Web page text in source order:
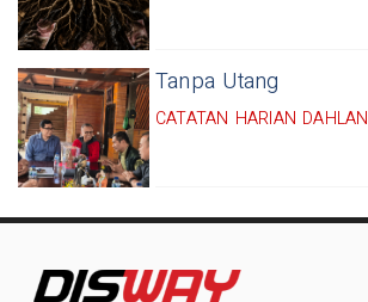
Tanpa Utang
CATATAN HARIAN DAHLAN